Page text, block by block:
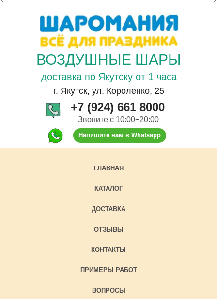
ВОЗДУШНЫЕ ШАРЫ
доставка по Якутску от 1 часа
г. Якутск, ул. Короленко, 25
+7 (924) 661 8000
Напишите нам в Whatsapp
Звоните с 10:00−20:00
ГЛАВНАЯ
КАТАЛОГ
ДОСТАВКА
ОТЗЫВЫ
КОНТАКТЫ
ПРИМЕРЫ РАБОТ
ВОПРОСЫ